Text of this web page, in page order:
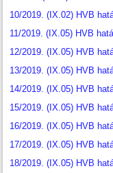
10/2019. (IX.02) HVB
11/2019. (IX.05) HVB
12/2019. (IX.05) HVB
13/2019. (IX.05) HVB
14/2019. (IX.05) HVB
15/2019. (IX.05) HVB
16/2019. (IX.05) HVB
17/2019. (IX.05) HVB
18/2019. (IX.05) HVB